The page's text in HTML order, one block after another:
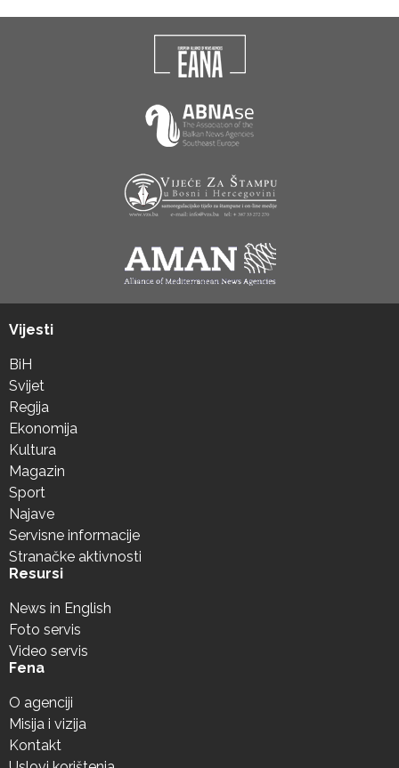
Vijesti
BiH
Svijet
Regija
Ekonomija
Kultura
Magazin
Sport
Najave
Servisne informacije
Stranačke aktivnosti
Resursi
News in English
Foto servis
Video servis
Fena
O agenciji
Misija i vizija
Kontakt